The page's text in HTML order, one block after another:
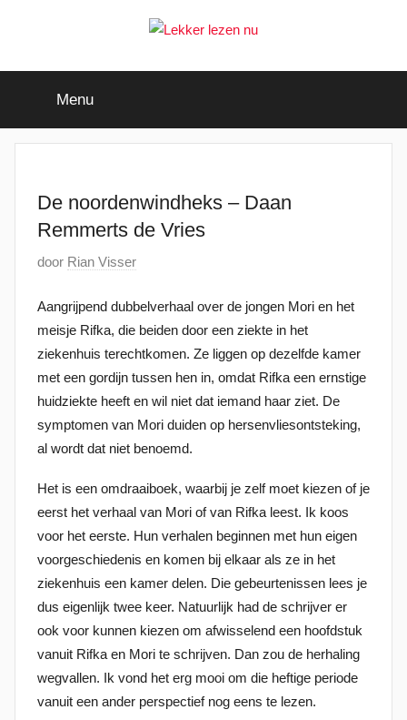
Lekker
lezen
kinderboeken
Menu
De noordenwindheks – Daan
Remmerts de Vries
G
p
l
a
a
t
s
t
p
1
1
m
e
i
2
0
2
2
door Rian Visser
Aangrijpend dubbelverhaal over de jongen Mori en het
meisje Rifka, die beiden door een ziekte in het
ziekenhuis terechtkomen. Ze liggen op dezelfde kamer
met een gordijn tussen hen in, omdat Rifka een ernstige
huidziekte heeft en wil niet dat iemand haar ziet. De
symptomen van Mori duiden op hersenvliesontsteking,
al wordt dat niet benoemd.
Het is een omdraaiboek, waarbij je zelf moet kiezen of je
eerst het verhaal van Mori of van Rifka leest. Ik koos
voor het eerste. Hun verhalen beginnen met hun eigen
voorgeschiedenis en komen bij elkaar als ze in het
ziekenhuis een kamer delen. Die gebeurtenissen lees je
dus eigenlijk twee keer. Natuurlijk had de schrijver er
ook voor kunnen kiezen om afwisselend een hoofdstuk
vanuit Rifka en Mori te schrijven. Dan zou de herhaling
wegvallen. Ik vond het erg mooi om die heftige periode
vanuit een ander perspectief nog eens te lezen.